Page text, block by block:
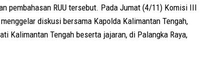
pembahasan RUU tersebut. Pada Jumat (4/11) Komisi III
diskusi bersama Kapolda Kalimantan Tengah,
Kalimantan Tengah beserta jajaran, di Palangka Raya,